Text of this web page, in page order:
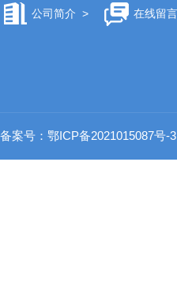
公司简介 > 在线留言
备案号：鄂ICP备2021015087号-3